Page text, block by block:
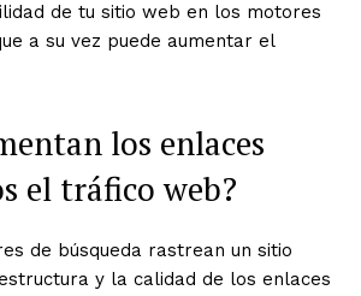
de tu sitio web en los motores
a su vez puede aumentar el
los enlaces
el tráfico web?
de búsqueda rastrean un sitio
y la calidad de los enlaces